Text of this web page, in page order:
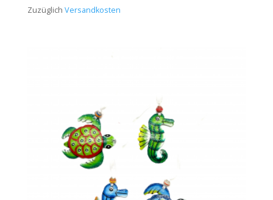
Zuzüglich Versandkosten